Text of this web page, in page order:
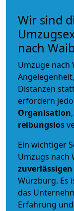
Wir sind
nach
Umzüge nach
Distanzen
erfordern
Organisation
reibungslos
Ein wichtiger
Umzugs nach
zuverlässigen
Würzburg. Es
das
Erfahrung